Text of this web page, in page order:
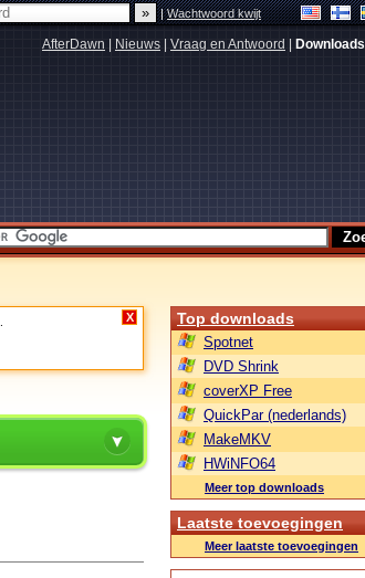
|Wachtwoord kwijt
AfterDawn Nieuws Vraag en Antwoord Downloads
X Top downloads
Spotnet
DVD Shrink
coverXP Free
QuickPar (nederlands)
MakeMKV
HWiNFO64
Meer top downloads
Laatste toevoegingen
Meer laatste toevoegingen